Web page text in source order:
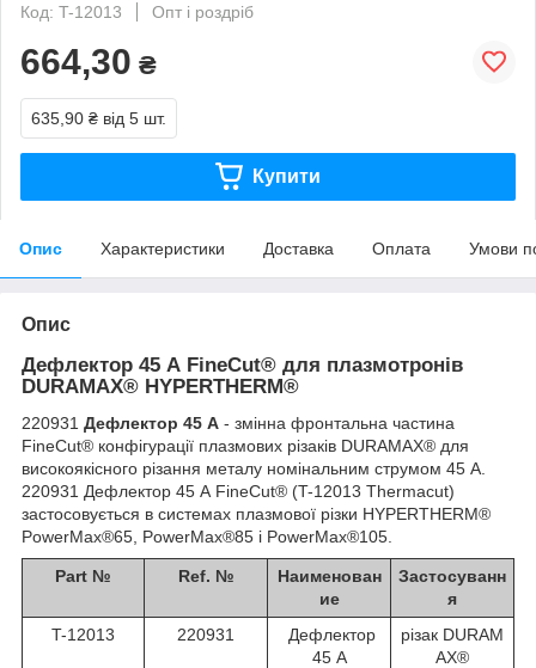
Код: T-12013
Опт і роздріб
664,30 ₴
635,90 ₴ від 5 шт.
Купити
Опис Характеристики Доставка Оплата Умови
Опис
Дефлектор 45 А FineCut® для плазмотронів
DURAMAX® HYPERTHERM®
220931 Дефлектор 45 А - змінна фронтальна частина
FineCut® конфігурації плазмових різаків DURAMAX® для
високоякісного різання металу номінальним струмом 45 А.
220931 Дефлектор 45 А FineCut® (T-12013 Thermacut)
застосовується в системах плазмової різки HYPERTHERM®
PowerMax®65, PowerMax®85 і PowerMax®105.
Part № Ref. №
Наименован
ие
Застосуванн
я
T-12013
220931
Дефлектор
45 А
різак DURAM
AX®